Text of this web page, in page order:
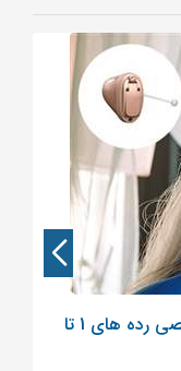
سمعک اتیکن Own SI | معرفی تخصصی رده های 1 تا